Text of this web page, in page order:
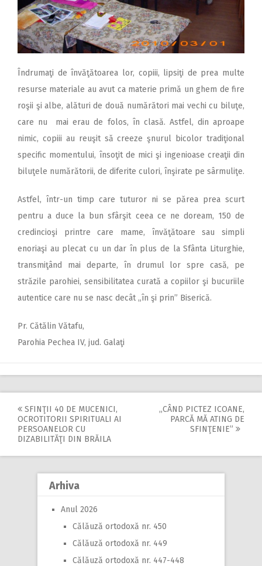
Îndrumaţi de învăţătoarea lor, copiii, lipsiţi de prea multe
resurse materiale au avut ca materie primă un ghem de fire
roşii şi albe, alături de două numărători mai vechi cu biluţe,
care nu mai erau de folos, în clasă. Astfel, din aproape
nimic, copiii au reuşit să creeze şnurul bicolor tradiţional
specific momentului, însoţit de mici şi ingenioase creaţii din
biluţele numărătorii, de diferite culori, înşirate pe sârmuliţe.
Astfel, într-un timp care tuturor ni se părea prea scurt
pentru a duce la bun sfârşit ceea ce ne doream, 150 de
credincioşi printre care mame, învăţătoare sau simpli
enoriaşi au plecat cu un dar în plus de la Sfânta Liturghie,
transmiţând mai departe, în drumul lor spre casă, pe
străzile parohiei, sensibilitatea curată a copiilor şi bucuriile
autentice care nu se nasc decât „în şi prin” Biserică.
Pr. Cătălin Vătafu,
Parohia Pechea IV, jud. Galaţi
Post
navigation
SFINŢII 40 DE MUCENICI,
OCROTITORII SPIRITUALI AI
PERSOANELOR CU
DIZABILITĂŢI DIN BRĂILA
,,CÂND PICTEZ ICOANE,
PARCĂ MĂ ATING DE
SFINŢENIE”
Arhiva
Anul 2026
Călăuză ortodoxă nr. 450
Călăuză ortodoxă nr. 449
Călăuză ortodoxă nr. 447-448